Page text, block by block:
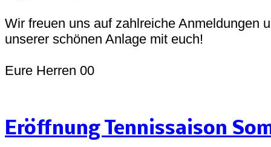
Wir freuen uns auf zahlreiche Anmeldungen
unserer schönen Anlage mit euch!
Eure Herren 00
Eröffnung Tennissaison